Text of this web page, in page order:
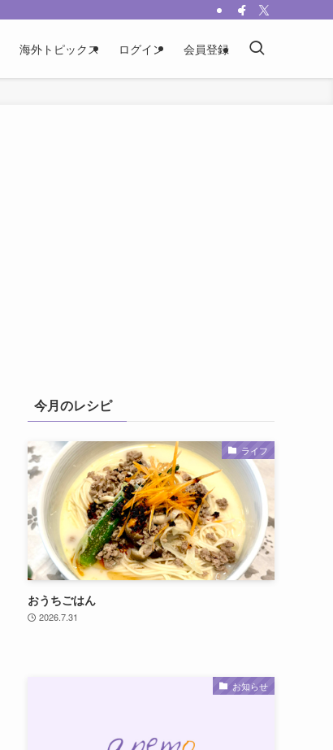
海外トピックス ログイン 会員登録
今月のレシピ
ライフ
おうちごはん
2026.7.31
お知らせ